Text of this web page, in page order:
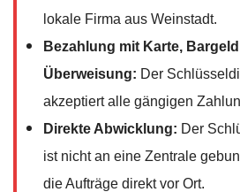
lokale Firma aus Weinstadt.
Bezahlung mit Karte,
Überweisung: Der
akzeptiert alle gängigen
Direkte Abwicklung: Der
ist nicht an eine Zentrale
die Aufträge direkt vor Ort.